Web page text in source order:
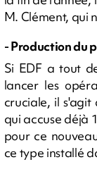
M. Clément, qui
- Production du
Si EDF a tout
lancer les
cruciale, il
qui accuse déjà
pour ce
ce type installé